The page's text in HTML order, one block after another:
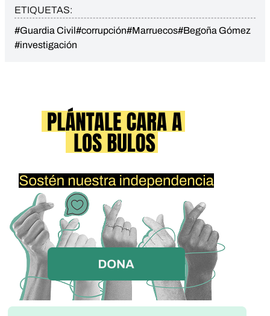
ETIQUETAS:
#Guardia Civil#corrupción#Marruecos#Begoña Gómez
#investigación